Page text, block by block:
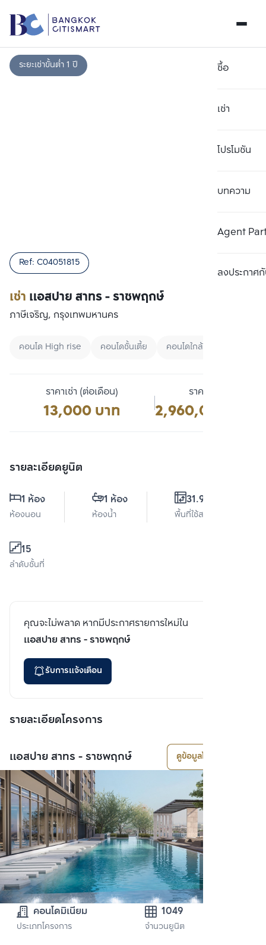
ซื้อ
เช่า
โปรโมชัน
บทความ
Agent
ลงประกาศกั
ระยะเช่าขั้นต่ำ 1 ปี
เช่า แอสปาย สาทร - ราชพฤกษ์
Ref: C04051815
ภาษีเจริญ, กรุงเทพมหานคร
คอนโด High rise คอนโดชั้นเตี้ย คอนโดใกล้มหาลัย
ราคาขาย
2,960,000 บาท
ราคาเช่า (ต่อเดือน)
13,000 บาท
รายละเอียดยูนิต
1 ห้อง
ห้องนอน
1 ห้อง
ห้องน้ำ
31.98 ตร.ม.
พื้นที่ใช้สอย
15
ลำดับชั้นที่
คุณจะไม่พลาด หากมีประกาศรายการใหม่ใน
แอสปาย สาทร - ราชพฤกษ์
รับการแจ้งเตือน
รายละเอียดโครงการ
แอสปาย สาทร - ราชพฤกษ์ ดูข้อมูลโครงการ
คอนโดมิเนียม
ประเภทโครงการ
1049
จำนวนยูนิต
เปรียบเทียบ